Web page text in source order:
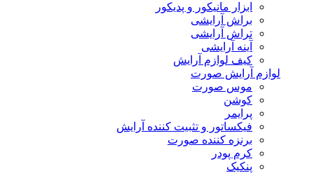
ابزار مانیکور و پدیکور
براش آرایشی
تراش آرایشی
آینه آرایشی
کیف لوازم آرایش
لوازم آرایش صورت
موس صورت
کوشن
پرایمر
فیکساتور و تثبیت کننده آرایش
برنزه کننده صورت
کرم پودر
پنکیک